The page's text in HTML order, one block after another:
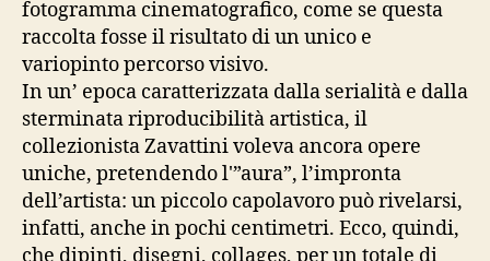
fotogramma cinematografico, come se questa
raccolta fosse il risultato di un unico e
variopinto percorso visivo.
In un’ epoca caratterizzata dalla serialità e dalla
sterminata riproducibilità artistica, il
collezionista Zavattini voleva ancora opere
uniche, pretendendo l'”aura”, l’impronta
dell’artista: un piccolo capolavoro può rivelarsi,
infatti, anche in pochi centimetri. Ecco, quindi,
che dipinti, disegni, collages, per un totale di